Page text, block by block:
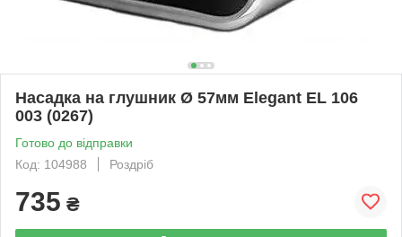
Насадка на глушник Ø 57мм Elegant EL 106
003 (0267)
Готово до відправки
Код: 104988
Роздріб
735 ₴